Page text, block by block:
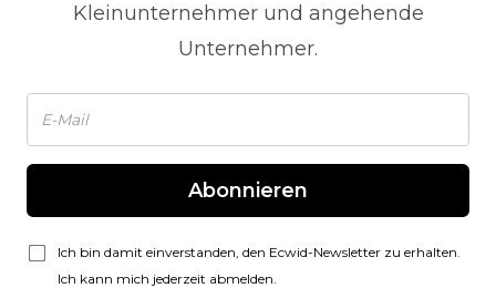
Kleinunternehmer und angehende
Unternehmer.
Abonnieren
Ich bin damit einverstanden, den Ecwid-Newsletter zu erhalten.
Ich kann mich jederzeit abmelden.